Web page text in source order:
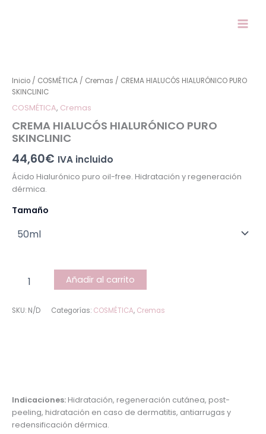
Inicio / COSMÉTICA / Cremas / CREMA HIALUCÓS HIALURÓNICO PURO
SKINCLINIC
COSMÉTICA, Cremas
CREMA HIALUCÓS HIALURÓNICO PURO
SKINCLINIC
44,60€ IVA incluido
Ácido Hialurónico puro oil-free. Hidratación y regeneración
dérmica.
Tamaño
HIALURÓNICO
PURO
SKINCLINIC
cantidad
Añadir al carrito
SKU: N/D Categorías: COSMÉTICA, Cremas
Indicaciones:Hidratación, regeneración cutánea, post-
peeling, hidratación en caso de dermatitis, antiarrugas y
redensificación dérmica.